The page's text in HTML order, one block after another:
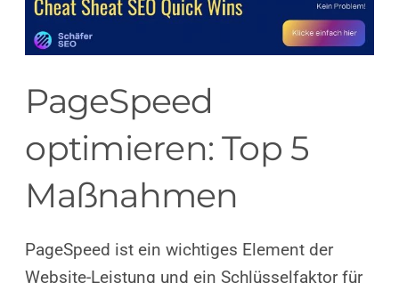
PageSpeed
optimieren: Top 5
Maßnahmen
PageSpeed ist ein wichtiges Element der
Website-Leistung und ein Schlüsselfaktor für